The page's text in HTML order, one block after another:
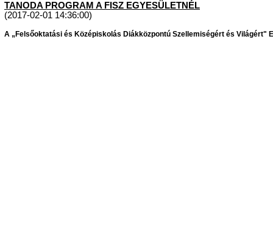
TANODA PROGRAM A FISZ EGYESÜLETNÉL
(2017-02-01 14:36:00)
A „Felsőoktatási és Középiskolás Diákközpontú Szellemiségért és Világért"